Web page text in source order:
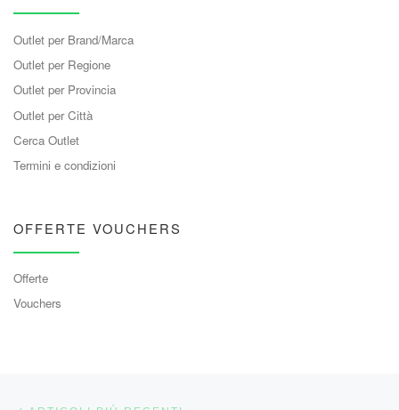
Outlet per Brand/Marca
Outlet per Regione
Outlet per Provincia
Outlet per Città
Cerca Outlet
Termini e condizioni
OFFERTE VOUCHERS
Offerte
Vouchers